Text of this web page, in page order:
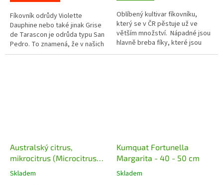
Fíkovník odrůdy Violette
Dauphine nebo také jinak Grise
de Tarascon je odrůda typu San
Pedro. To znamená, že v našich
podmínkách bude dobře plodit
Oblíbený kultivar fíkovníku,
který se v ČR pěstuje už ve
větším množství. Nápadné jsou
hlavně breba fíky, které jsou
velmi velké a protáhlé. Navíc
Australský citrus,
mikrocitrus (Microcitrus
australasica) - 30 - 40 cm
Skladem
Kumquat Fortunella
Margarita - 40 - 50 cm
Skladem